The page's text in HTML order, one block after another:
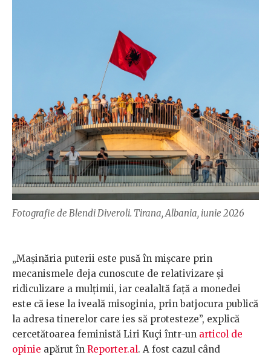
Fotografie de Blendi Diveroli. Tirana, Albania, iunie 2026
„Mașinăria puterii este pusă în mișcare prin
mecanismele deja cunoscute de relativizare și
ridiculizare a mulțimii, iar cealaltă față a monedei
este că iese la iveală misoginia, prin batjocura publică
la adresa tinerelor care ies să protesteze”, explică
cercetătoarea feministă Liri Kuçi într-un articol de
opinie apărut în Reporter.al. A fost cazul când